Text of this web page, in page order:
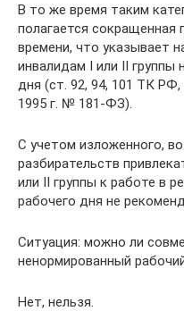
В то же время таким
полагается сокращенная
времени, что указывает
инвалидам I или II группы
дня (ст. 92, 94, 101 ТК
1995 г. № 181-ФЗ).
С учетом изложенного,
разбирательств
или II группы к работе в
рабочего дня не
Ситуация: можно ли
ненормированный
Нет, нельзя.